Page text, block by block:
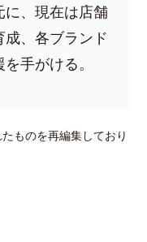
に、現在は店舗
、各ブランド
手がける。
ものを再編集しており